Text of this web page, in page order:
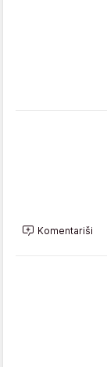
Komentariši